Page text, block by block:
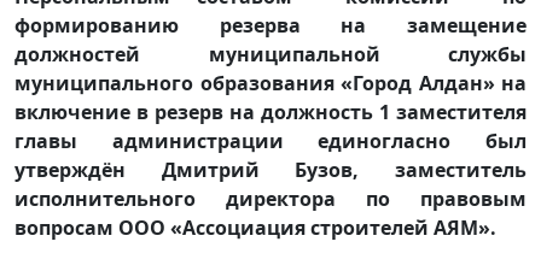
формированию резерва на замещение
должностей муниципальной службы
муниципального образования «Город Алдан» на
включение в резерв на должность 1 заместителя
главы администрации единогласно был
утверждён Дмитрий Бузов, заместитель
исполнительного директора по правовым
вопросам ООО «Ассоциация строителей АЯМ».